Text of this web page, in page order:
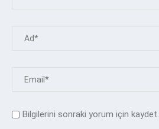
Bilgilerini sonraki yorum için kaydet.